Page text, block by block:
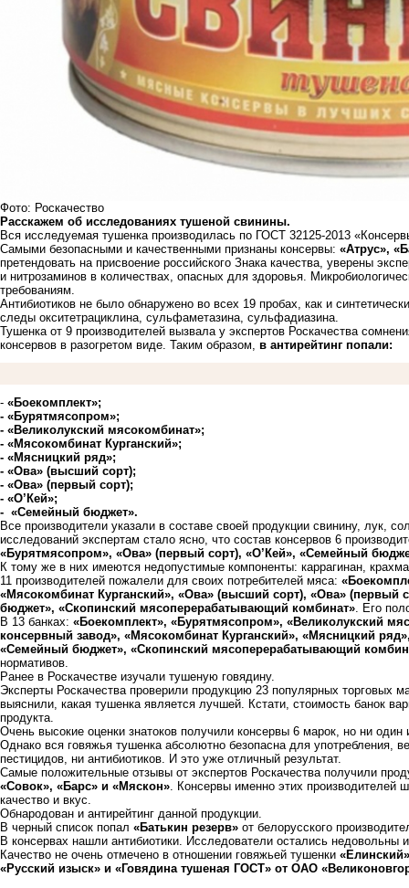
Фото: Роскачество
Расскажем об исследованиях тушеной свинины.
Вся исследуемая тушенка производилась по ГОСТ 32125-2013
Самыми безопасными и качественными признаны консервы: «Атрус»,
претендовать на присвоение российского Знака качества, уверены
и нитрозаминов в количествах, опасных для здоровья.
требованиям.
Антибиотиков не было обнаружено во всех 19 пробах, как и
следы окситетрациклина, сульфаметазина, сульфадиазина.
Тушенка от 9 производителей вызвала у экспертов Роскачества
консервов в разогретом виде. Таким образом, в антирейтинг попали:
- «Боекомплект»;
- «Бурятмясопром»;
- «Великолукский мясокомбинат»;
- «Мясокомбинат Курганский»;
- «Мясницкий ряд»;
- «Ова» (высший сорт);
- «Ова» (первый сорт);
- «О’Кей»;
- «Семейный бюджет».
Все производители указали в составе своей продукции свинину, лук,
исследований экспертам стало ясно, что состав консервов 6
«Бурятмясопром», «Ова» (первый сорт), «О’Кей», «Семейный
К тому же в них имеются недопустимые компоненты: каррагинан,
11 производителей пожалели для своих потребителей мяса:
«Мясокомбинат Курганский», «Ова» (высший сорт), «Ова» (первый
бюджет», «Скопинский мясоперерабатывающий комбинат». Его
В 13 банках: «Боекомплект», «Бурятмясопром», «Великолукский
консервный завод», «Мясокомбинат Курганский», «Мясницкий
«Семейный бюджет», «Скопинский мясоперерабатывающий
нормативов.
Ранее в Роскачестве изучали тушеную говядину.
Эксперты Роскачества проверили продукцию 23 популярных торговых
выяснили, какая тушенка является лучшей. Кстати, стоимость банок
продукта.
Очень высокие оценки знатоков получили консервы 6 марок, но ни один
Однако вся говяжья тушенка абсолютно безопасна для употребления,
пестицидов, ни антибиотиков. И это уже отличный результат.
Самые положительные отзывы от экспертов Роскачества получили
«Совок», «Барс» и «Мяскон». Консервы именно этих производителей
качество и вкус.
Обнародован и антирейтинг данной продукции.
В черный список попал «Батькин резерв» от белорусского
В консервах нашли антибиотики. Исследователи остались недовольны
Качество не очень отмечено в отношении говяжьей тушенки
«Русский изыск» и «Говядина тушеная ГОСТ» от ОАО